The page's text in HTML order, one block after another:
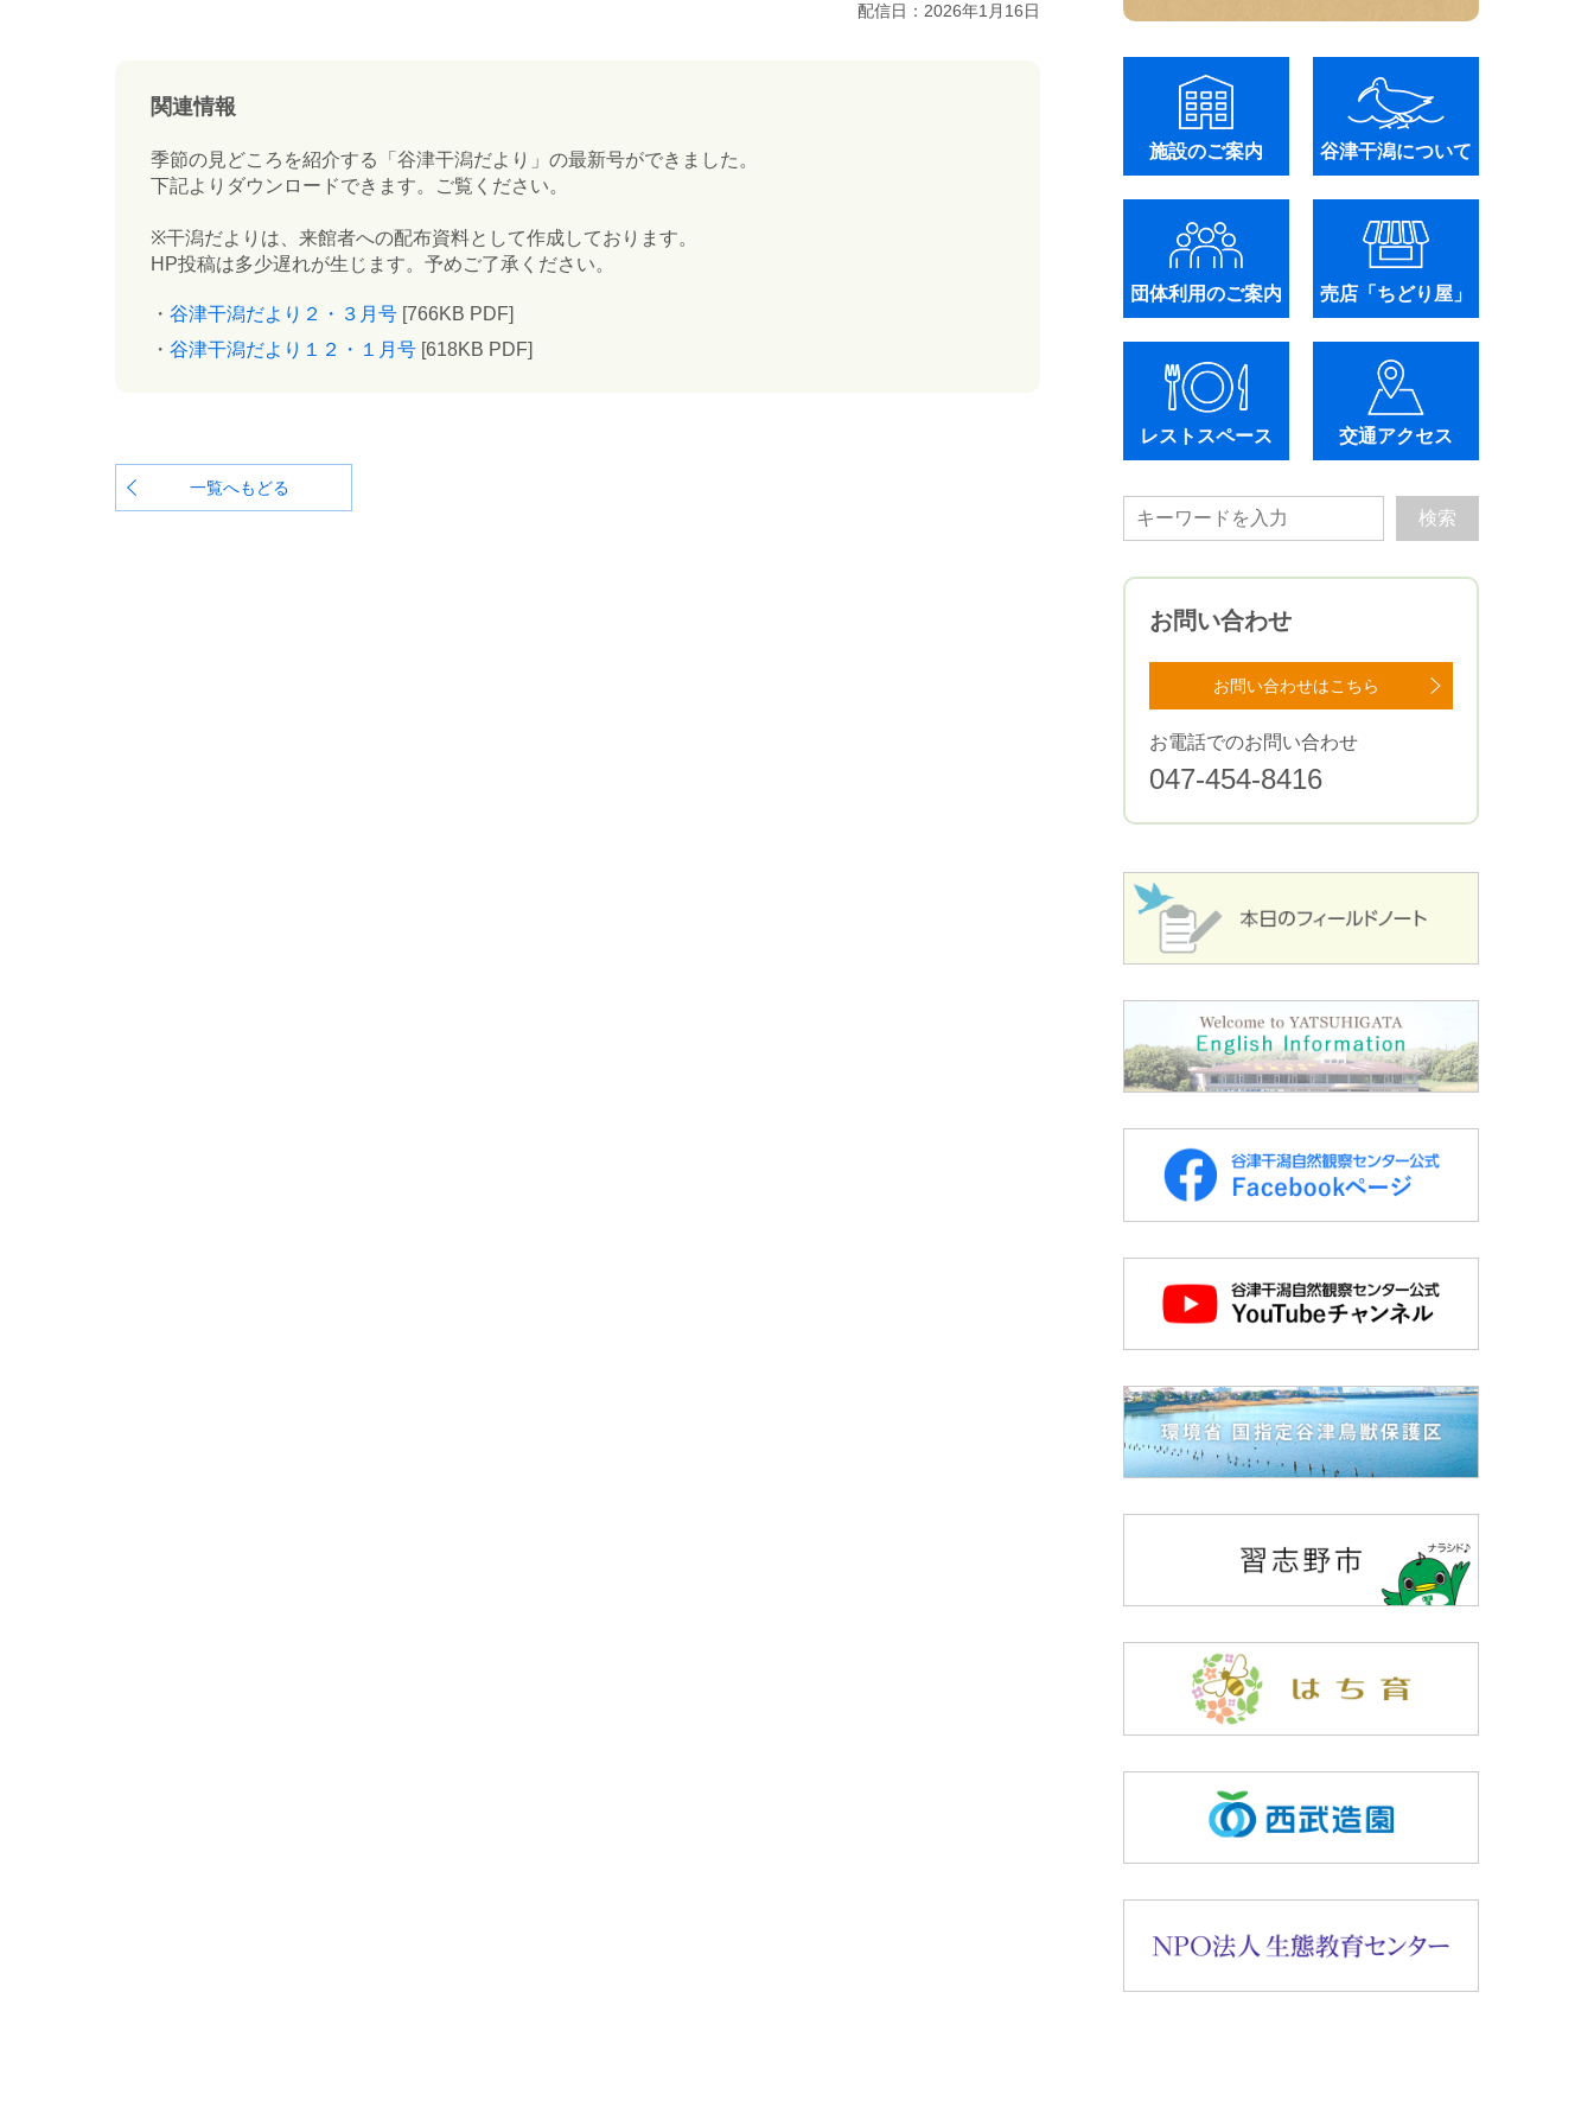
配信日：2026年1月16日
関連情報
季節の見どころを紹介する「谷津干潟だより」の最新号ができました。
下記よりダウンロードできます。ご覧ください。
※干潟だよりは、来館者への配布資料として作成しております。
HP投稿は多少遅れが生じます。予めご了承ください。
谷津干潟だより２・３月号 [766KB PDF]
谷津干潟だより１２・１月号 [618KB PDF]
一覧へもどる
施設のご案内 谷津干潟について
団体利用のご案内 売店「ちどり屋」
レストスペース 交通アクセス
お問い合わせ
お問い合わせはこちら
お電話でのお問い合わせ
047-454-8416